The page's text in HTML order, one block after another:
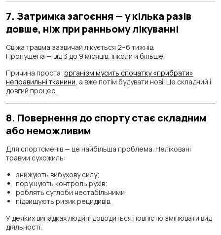
7. Затримка загоєння — у кілька разів
довше, ніж при ранньому лікуванні
Свіжа травма зазвичай лікується 2–6 тижнів.
Пропущена — від 3 до 9 місяців, інколи й більше.
Причина проста: організм мусить спочатку «прибрати»
неправильні тканини, а вже потім будувати нові. Це складний і
довгий процес.
8. Повернення до спорту стає складним
або неможливим
Для спортсменів — це найбільша проблема. Неліковані
травми сухожиль:
знижують вибухову силу;
порушують контроль рухів;
роблять суглоби нестабільними;
підвищують ризик рецидивів.
У деяких випадках людині доводиться повністю змінювати вид
діяльності.